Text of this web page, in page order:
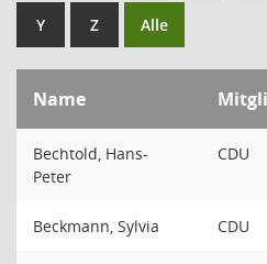
Y Z Alle
Name
Bechtold, Hans-
Peter
CDU
Beckmann, Sylvia CDU